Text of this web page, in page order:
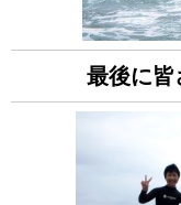
最後に皆